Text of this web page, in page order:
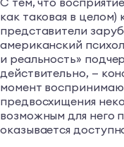
как таковая в целом)
представители
американский
и реальность»
действительно, —
момент
предвосхищения
возможным для него
оказывается